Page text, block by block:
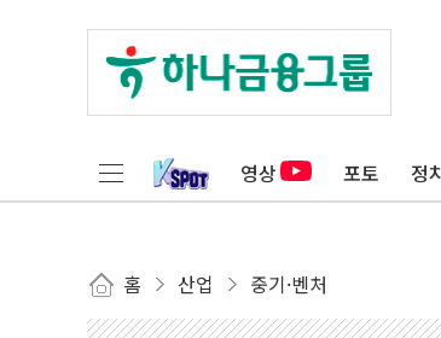
영상 포토 정
홈 산업 중기·벤처